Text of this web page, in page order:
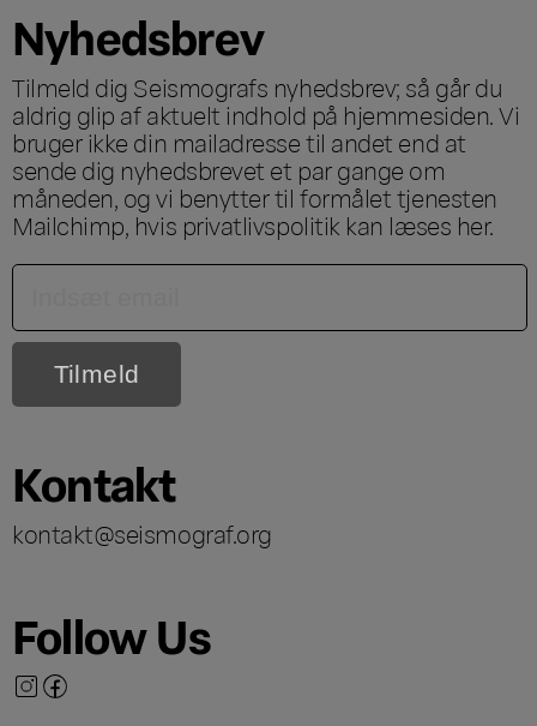
Nyhedsbrev
Tilmeld dig Seismografs nyhedsbrev; så går du
aldrig glip af aktuelt indhold på hjemmesiden. Vi
bruger ikke din mailadresse til andet end at
sende dig nyhedsbrevet et par gange om
måneden, og vi benytter til formålet tjenesten
Mailchimp, hvis privatlivspolitik kan læses her.
Kontakt
kontakt@seismograf.org
Follow Us